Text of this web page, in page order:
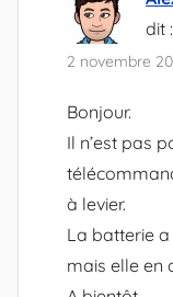
dit :
2 novembre
Bonjour.
Il n’est pas
à levier.
La batterie
mais elle en